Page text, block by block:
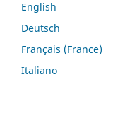
English
Deutsch
Français (France)
Italiano